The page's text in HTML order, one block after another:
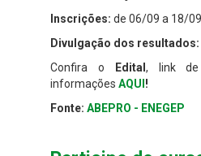
Inscrições: de 06/09 a 18/09
Divulgação dos resultados:
Confira o
Edital , link
informações AQUI !
Fonte: ABEPRO - ENEGEP